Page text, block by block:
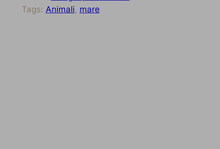
Tags: Animali, mare